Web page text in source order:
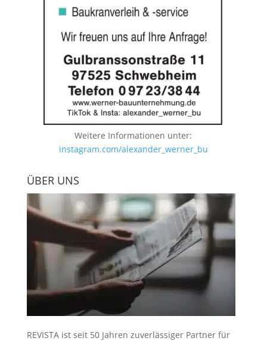
Weitere Informationen unter:
instagram.com/alexander_werner_bu
ÜBER UNS
REVISTA ist seit 50 Jahren zuverlässiger Partner für